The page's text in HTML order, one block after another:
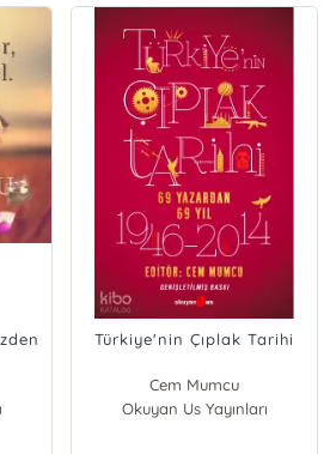
Türkiye'nin Çıplak Tarihi
Cem Mumcu
Okuyan Us Yayınları